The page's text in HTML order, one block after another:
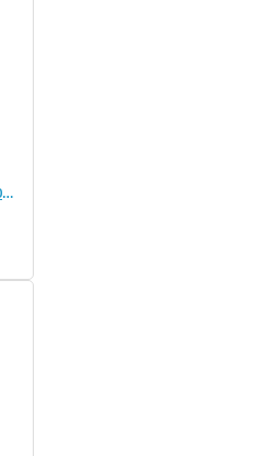
HARDLİNE PROGAİNER 5000 GR